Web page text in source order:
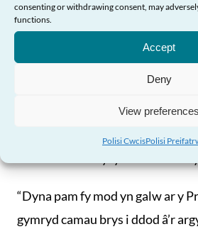
consenting or withdrawing consent, may
functions.
Accept
Deny
View preferences
Polisi CwcisPolisi
hŷn yn gallu cael gafael ar y
cymorth sydd eu hangen arnynt i
dda, a bod eu hawliau’n cael eu
“Ac er y bydd angen i lawer o’r
alluogi hyn gael ei gyflawni dros
mae’n rhaid blaenoriaethu
“Dyna pam fy mod yn galw ar y
gymryd camau brys i ddod â’r